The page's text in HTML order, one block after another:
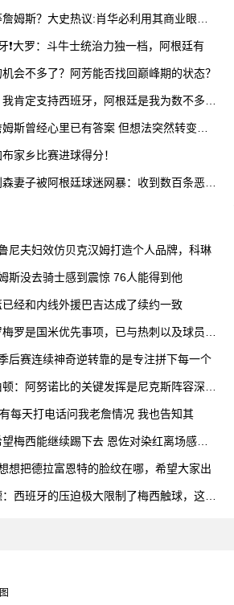
詹姆斯？大史热议:肖华必利用其商业眼光
❗大罗：斗牛士统治力独一档，阿根廷有
机会不多了？阿芳能否找回巅峰期的状态？
我肯定支持西班牙，阿根廷是我为数不多会
姆斯曾经心里已有答案 但想法突然转变又
家乡比赛进球得分！
森妻子被阿根廷球迷网暴：收到数百条恶
尼夫妇效仿贝克汉姆打造个人品牌，科琳
斯没去骑士感到震惊 76人能得到他
已经和内线外援巴吉达成了续约一致
梅罗是国米优先事项，已与热刺以及球员阵
后赛连续神奇逆转靠的是专注拼下每一个
顿：阿努诺比的关键发挥是尼克斯阵容深度
每天打电话问我老詹情况 我也告知其
望梅西能继续踢下去 恩佐对染红离场感到
想把德拉富恩特的脸纹在哪，希望大家出
：西班牙的压迫极大限制了梅西触球，这是